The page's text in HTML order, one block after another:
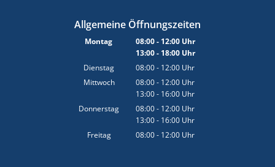
Allgemeine Öffnungszeiten
Montag 08:00- 12:00Uhr
Von 08:00 bis 12:00 Uhr
13:00- 18:00Uhr
Von 13:00 bis 18:00 Uhr
Dienstag 08:00- 12:00 Uhr
Von 08:00 bis 12:00 Uhr
Mittwoch 08:00- 12:00 Uhr
Von 08:00 bis 12:00 Uhr
13:00- 16:00 Uhr
Von 13:00 bis 16:00 Uhr
Donnerstag 08:00- 12:00 Uhr
Von 08:00 bis 12:00 Uhr
13:00- 16:00 Uhr
Von 13:00 bis 16:00 Uhr
Freitag 08:00- 12:00 Uhr